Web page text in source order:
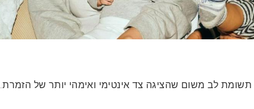
לב משום שהציגה צד אינטימי ואימהי יותר של הזמרת.